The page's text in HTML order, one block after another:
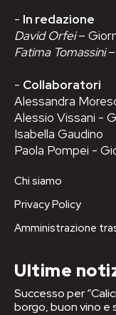
- In redazione
David Orfei–
Fatima Tomassini
- Collaboratori
Alessandra
Alessio Vissani -
Isabella Gaudino
Paola Pompei -
Chi siamo
Privacy Policy
Amministrazione
Ultime
Successo per
borgo, buon vino